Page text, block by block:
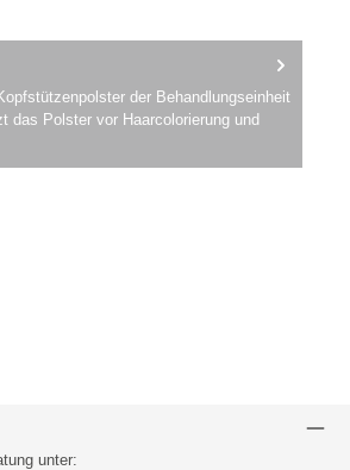
der Behandlungseinheit
das Polster vor Haarcolorierung und
unter: